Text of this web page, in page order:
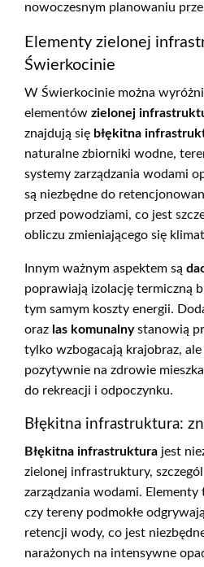
nowoczesnym planowaniu
Elementy zielonej
Świerkocinie
W Świerkocinie można
elementów zielonej
znajdują się błękitna
naturalne zbiorniki wodne,
systemy zarządzania wodami
są niezbędne do
przed powodziami, co jest
obliczu zmieniającego się
Innym ważnym aspektem są
poprawiają izolację termiczną
tym samym koszty energii.
oraz las komunalnystanowią
tylko wzbogacają krajobraz,
pozytywnie na zdrowie
do rekreacji i odpoczynku.
Błękitna infrastruktura:
Błękitna infrastruktura jest
zielonej infrastruktury,
zarządzania wodami. Elementy
czy tereny podmokłe
retencji wody, co jest
narażonych na intensywne